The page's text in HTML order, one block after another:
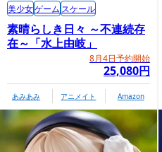
素晴らしき日々 ～不連続存
在～「水上由岐」
8月4日予約開始
25,080円
美少女ゲーム スケール
あみあみ アニメイト Amazon